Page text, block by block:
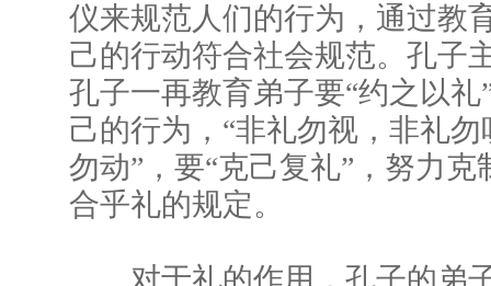
仪来规范人们的行为，通过教
己的行动符合社会规范。孔子
孔子一再教育弟子要“约之以
己的行为，“非礼勿视，非礼
勿动”，要“克己复礼”，努力
合乎礼的规定。
对于礼的作用，孔子的弟